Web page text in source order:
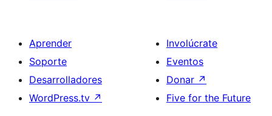
Aprender
Soporte
Desarrolladores
WordPress.tv ↗
Involúcrate
Eventos
Donar ↗
Five for the Future